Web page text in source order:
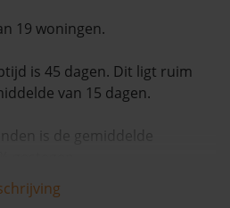
19 woningen.
is 45 dagen. Dit ligt ruim
van 15 dagen.
is de gemiddelde